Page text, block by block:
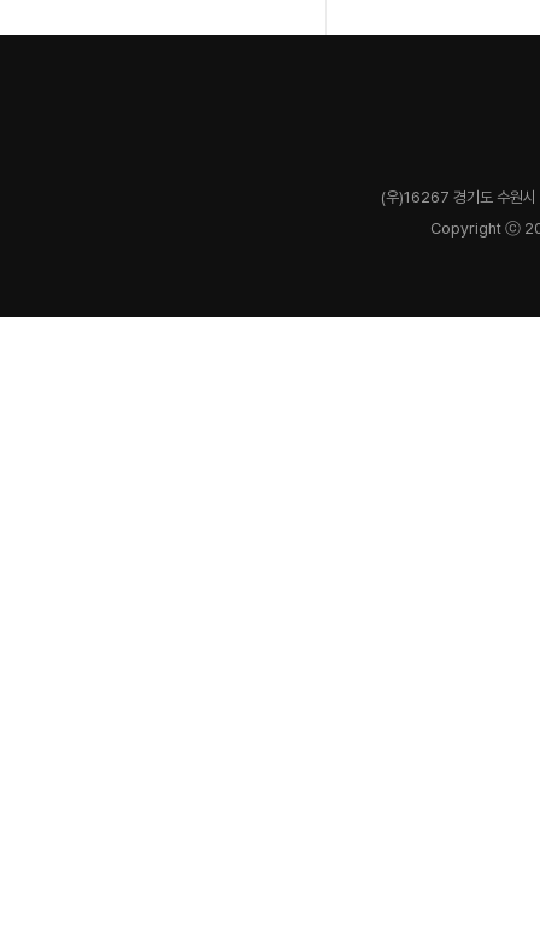
(우)16267 경기도 수원
Copyright ⓒ